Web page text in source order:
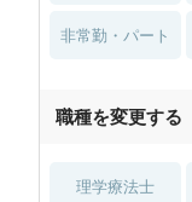
非常勤・パート
職種を変更する
理学療法士